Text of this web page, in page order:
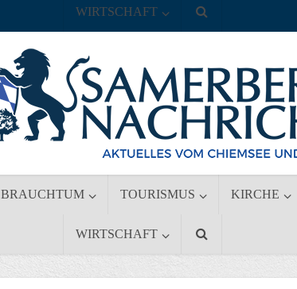
BRAUCHTUM TOURISMUS KIRCHE
WIRTSCHAFT
WIRTSCHAFT